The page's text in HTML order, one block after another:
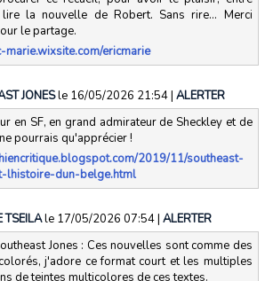
la nouvelle de Robert. Sans rire... Merci
le partage.
marie.wixsite.com/ericmarie
JONESle 16/05/2026 21:54| ALERTER
en SF, en grand admirateur de Sheckley et de
pourrais qu'apprécier !
2019/11/southeast-
lhistoire-dun-belge.html
TSEILAle 17/05/2026 07:54| ALERTER
Jones : Ces nouvelles sont comme des
j'adore ce format court et les multiples
de teintes multicolores de ces textes.